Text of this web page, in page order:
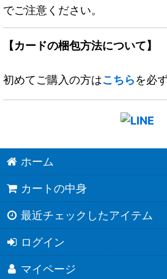
でご注意ください。
【カードの梱包方法について】
初めてご購入の方はこちらを必
ホーム
カートの中身
最近チェックしたアイテム
ログイン
マイページ